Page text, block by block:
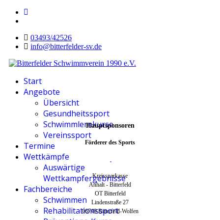
03493/42526
info@bitterfelder-sv.de
Start
Angebote
Übersicht
Gesundheitssport
Schwimmlernkurse
Vereinssport
Termine
Wettkämpfe
Auswärtige
Wettkampfergebnisse
Fachbereiche
Schwimmen
Rehabilitationssport
Hauptsponsoren
Förderer des Sports
Kreissparkasse
Anhalt - Bitterfeld
OT Bitterfeld
Lindenstraße 27
06749 Bitterfeld-Wolfen